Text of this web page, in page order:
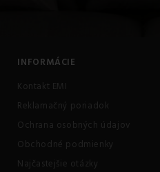
INFORMÁCIE
Kontakt EMI
Reklamačný poriadok
Ochrana osobných údajov
Obchodné podmienky
Najčastejšie otázky